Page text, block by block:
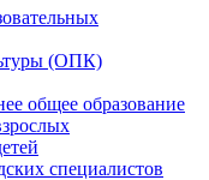
(ОПК)
общее образование
специалистов